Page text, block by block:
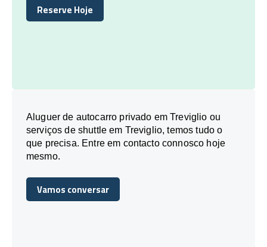
Reserve Hoje
Reserve Hoje
Aluguer de autocarro privado em Treviglio ou
serviços de shuttle em Treviglio, temos tudo o
que precisa. Entre em contacto connosco hoje
mesmo.
Vamos conversar
Vamos conversar